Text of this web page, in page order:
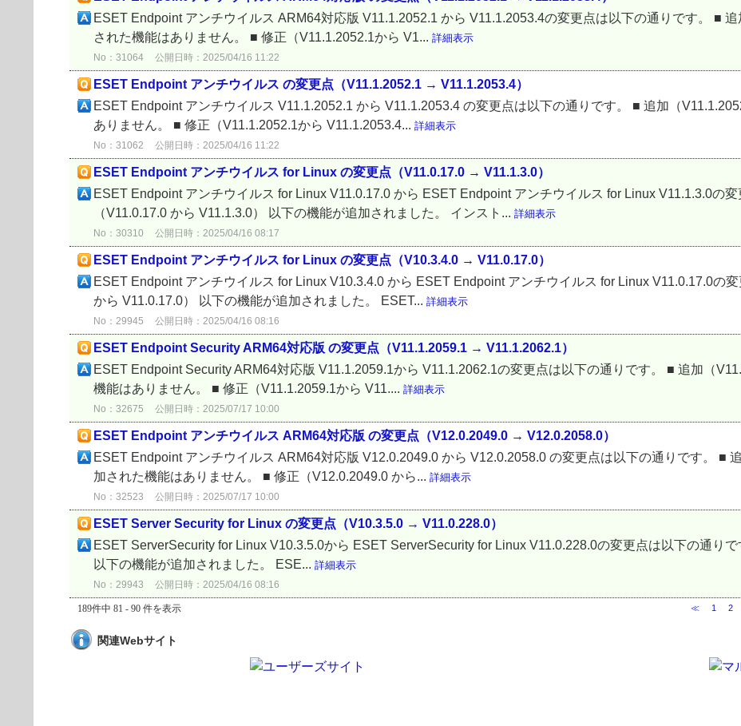
ESET Endpoint アンチウイルス ARM64対応版 V11.1.2052.1 から V11.1.2053.4の変更点は以下の通りです。 ■
された機能はありません。 ■ 修正（V11.1.2052.1から V1... 詳細表示
No：31064 公開日時：2025/04/16 11:22
ESET Endpoint アンチウイルス の変更点（V11.1.2052.1 → V11.1.2053.4）
ESET Endpoint アンチウイルス V11.1.2052.1 から V11.1.2053.4 の変更点は以下の通りです。 ■ 追加（
ありません。 ■ 修正（V11.1.2052.1から V11.1.2053.4... 詳細表示
No：31062 公開日時：2025/04/16 11:22
ESET Endpoint アンチウイルス for Linux の変更点（V11.0.17.0 → V11.1.3.0）
ESET Endpoint アンチウイルス for Linux V11.0.17.0 から ESET Endpoint アンチウイルス for Linux V11.1.3.0の
（V11.0.17.0 から V11.1.3.0） 以下の機能が追加されました。 インスト... 詳細表示
No：30310 公開日時：2025/04/16 08:17
ESET Endpoint アンチウイルス for Linux の変更点（V10.3.4.0 → V11.0.17.0）
ESET Endpoint アンチウイルス for Linux V10.3.4.0 から ESET Endpoint アンチウイルス for Linux V11.0.17.0の
から V11.0.17.0） 以下の機能が追加されました。 ESET... 詳細表示
No：29945 公開日時：2025/04/16 08:16
ESET Endpoint Security ARM64対応版 の変更点（V11.1.2059.1 → V11.1.2062.1）
ESET Endpoint Security ARM64対応版 V11.1.2059.1から V11.1.2062.1の変更点は以下の通りです。 ■ 追加（
機能はありません。 ■ 修正（V11.1.2059.1から V11.... 詳細表示
No：32675 公開日時：2025/07/17 10:00
ESET Endpoint アンチウイルス ARM64対応版 の変更点（V12.0.2049.0 → V12.0.2058.0）
ESET Endpoint アンチウイルス ARM64対応版 V12.0.2049.0 から V12.0.2058.0 の変更点は以下の通りです。 ■
加された機能はありません。 ■ 修正（V12.0.2049.0 から... 詳細表示
No：32523 公開日時：2025/07/17 10:00
ESET Server Security for Linux の変更点（V10.3.5.0 → V11.0.228.0）
ESET ServerSecurity for Linux V10.3.5.0から ESET ServerSecurity for Linux V11.0.228.0の変更点は以下の通りで
以下の機能が追加されました。 ESE... 詳細表示
No：29943 公開日時：2025/04/16 08:16
189件中 81 - 90 件を表示 ≪ 1 2
関連Webサイト